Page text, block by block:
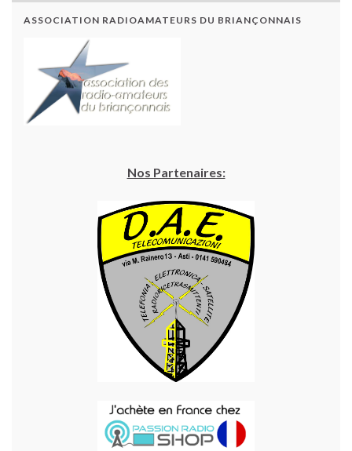
ASSOCIATION RADIOAMATEURS DU BRIANÇONNAIS
Nos Partenaires: